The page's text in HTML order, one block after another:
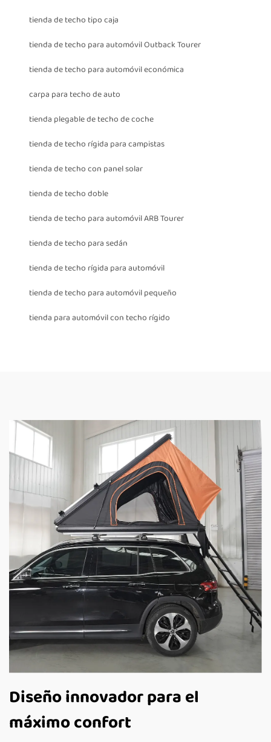
tienda de techo tipo caja
tienda de techo para automóvil Outback Tourer
tienda de techo para automóvil económica
carpa para techo de auto
tienda plegable de techo de coche
tienda de techo rígida para campistas
tienda de techo con panel solar
tienda de techo doble
tienda de techo para automóvil ARB Tourer
tienda de techo para sedán
tienda de techo rígida para automóvil
tienda de techo para automóvil pequeño
tienda para automóvil con techo rígido
Diseño innovador para el
máximo confort